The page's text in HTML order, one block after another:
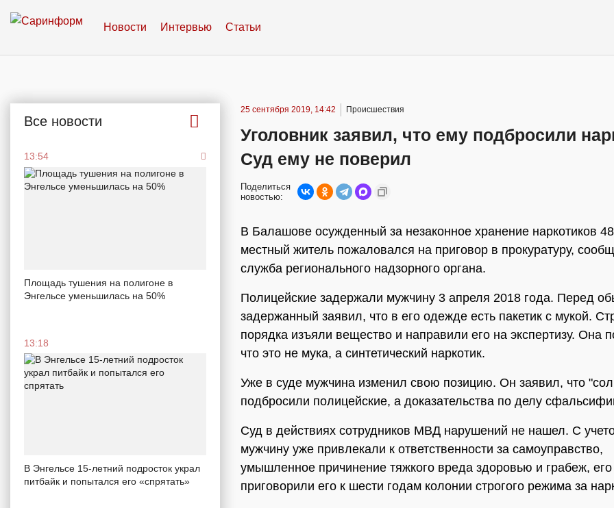
Новости Интервью Статьи
Все новости
13:54
Площадь тушения на полигоне в
Энгельсе уменьшилась на 50%
13:18
В Энгельсе 15-летний подросток украл
питбайк и попытался его «спрятать»
25 сентября 2019, 14:42 Происшествия
Уголовник заявил, что ему подбросили
Суд ему не поверил
Поделиться
новостью:
В Балашове осужденный за незаконное хранение наркотиков
местный житель пожаловался на приговор в прокуратуру,
служба регионального надзорного органа.
Полицейские задержали мужчину 3 апреля 2018 года. Перед
задержанный заявил, что в его одежде есть пакетик с мукой.
порядка изъяли вещество и направили его на экспертизу. Она
что это не мука, а синтетический наркотик.
Уже в суде мужчина изменил свою позицию. Он заявил, что
подбросили полицейские, а доказательства по делу
Суд в действиях сотрудников МВД нарушений не нашел. С
мужчину уже привлекали к ответственности за самоуправство,
умышленное причинение тяжкого вреда здоровью и грабеж, его
приговорили его к шести годам колонии строгого режима за